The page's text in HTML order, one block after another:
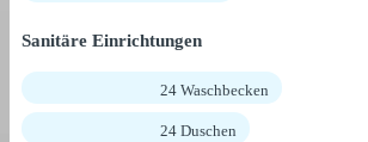
Sanitäre Einrichtungen
24 Waschbecken
24 Duschen